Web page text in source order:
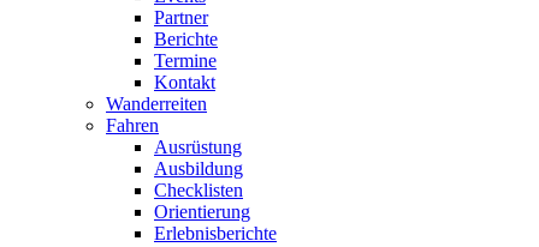
Partner
Berichte
Termine
Kontakt
Wanderreiten
Fahren
Ausrüstung
Ausbildung
Checklisten
Orientierung
Erlebnisberichte